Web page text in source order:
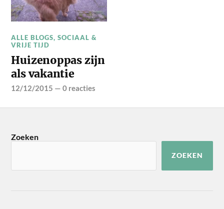
ALLE BLOGS,SOCIAAL &
VRIJE TIJD
Huizenoppas zijn
als vakantie
12/12/2015 —0 reacties
Zoeken
ZOEKEN